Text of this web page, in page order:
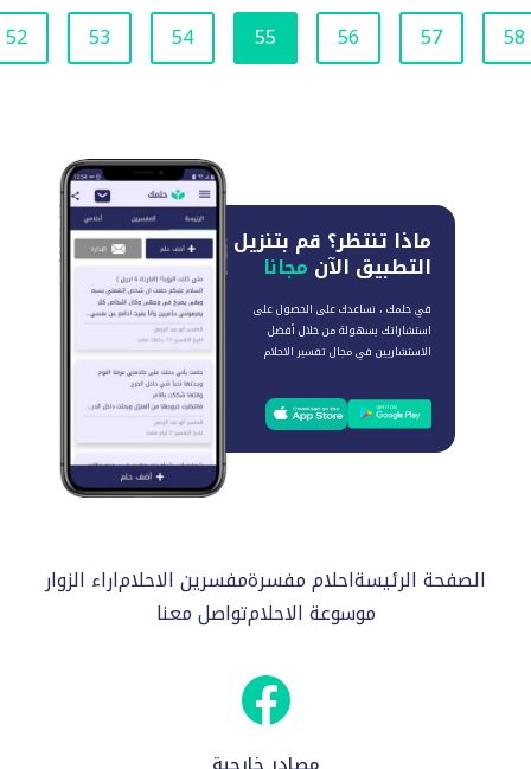
52 53 54 55 56 57 58
ماذا تنتظر؟ قم بتنزيل
التطبيق الآن مجانا
في حلمك ، نساعدك على الحصول على
استشاراتك بسهولة من خلال أفضل
الاستشاريين في مجال تفسير الاحلام
الصفحة الرئيسةاحلام مفسرةمفسرين الاحلاماراء الزوار
موسوعة الاحلامتواصل معنا